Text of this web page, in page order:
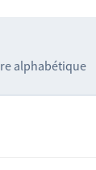
alphabétique